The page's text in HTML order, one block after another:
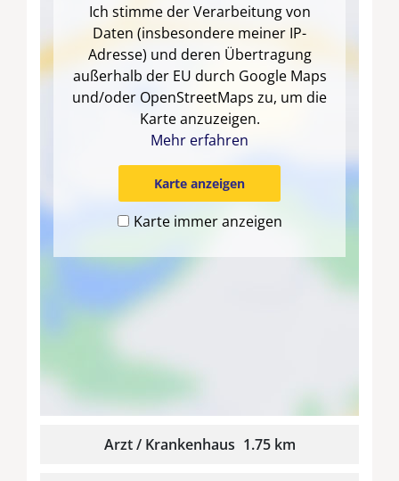
Ich stimme der Verarbeitung von
Daten (insbesondere meiner IP-
Adresse) und deren Übertragung
außerhalb der EU durch Google Maps
und/oder OpenStreetMaps zu, um die
Karte anzuzeigen.
Mehr erfahren
Karte anzeigen
Karte immer anzeigen
Arzt / Krankenhaus 1.75 km